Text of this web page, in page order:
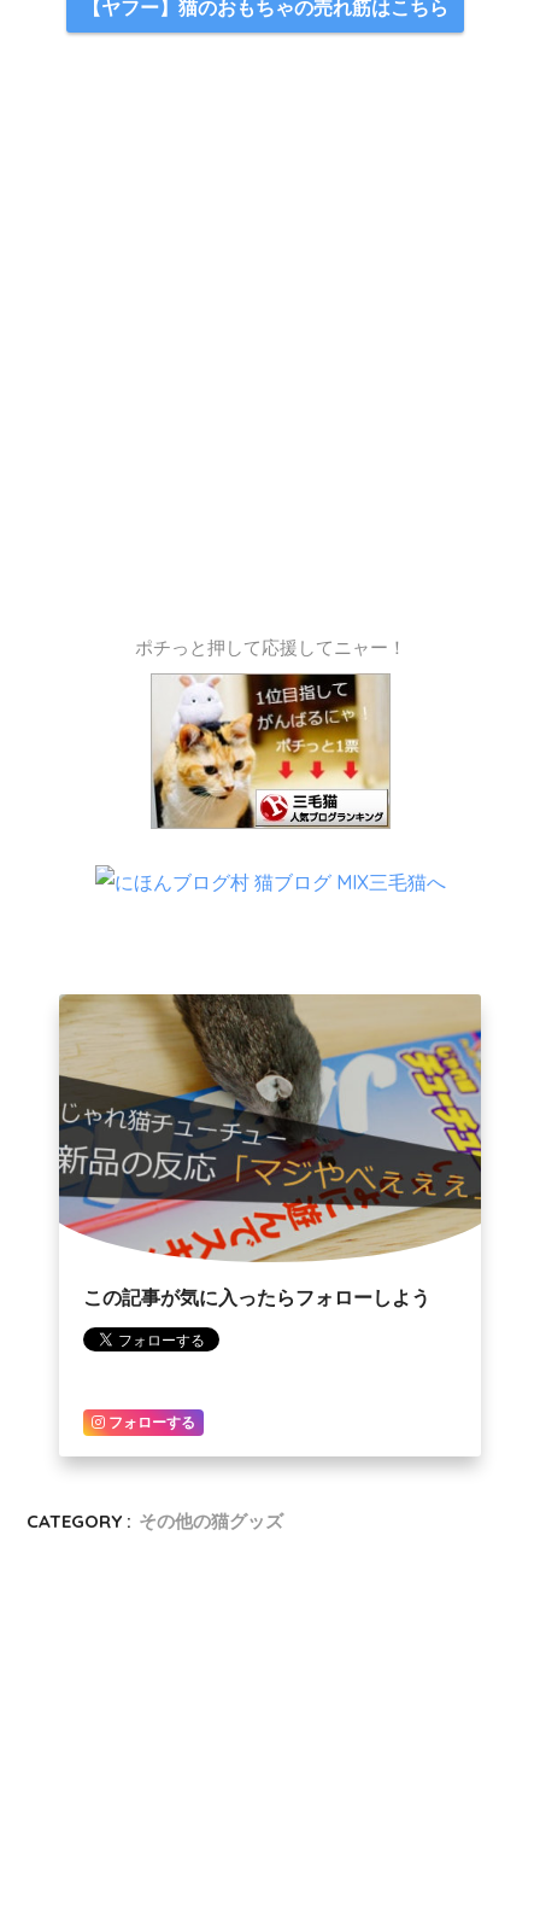
【ヤフー】猫のおもちゃの売れ筋はこちら
ポチっと押して応援してニャー！
この記事が気に入ったらフォローしよう
フォローする
CATEGORY : その他の猫グッズ